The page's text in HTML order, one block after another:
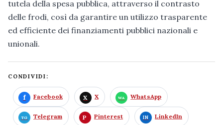
tutela della spesa pubblica, attraverso il contrasto
delle frodi, così da garantire un utilizzo trasparente
ed efficiente dei finanziamenti pubblici nazionali e
unionali.
CONDIVIDI:
Facebook X WhatsApp
Telegram Pinterest LinkedIn